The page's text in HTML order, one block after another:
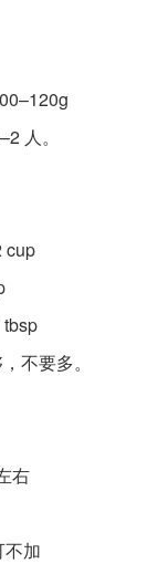
人。
cup
不要多。
右
加